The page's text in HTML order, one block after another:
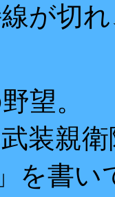
が切
望。
装親衛
を書い